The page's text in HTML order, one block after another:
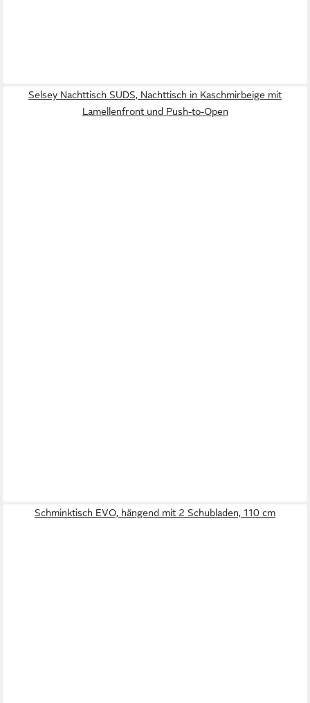
Selsey Nachttisch SUDS, Nachttisch in Kaschmirbeige mit
Lamellenfront und Push-to-Open
Schminktisch EVO, hängend mit 2 Schubladen, 110 cm